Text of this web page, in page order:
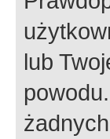
lub